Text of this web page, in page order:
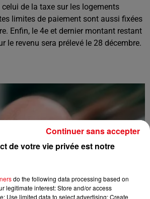
de la taxe sur les logements
limites de paiement sont aussi fixées
Enfin, le 4e et dernier montant restant
le revenu sera prélevé le 28 décembre.
de votre vie privée est notre
do the following data processing based on
legitimate interest: Store and/or access
Use limited data to select advertising; Create
Continuer sans accepter